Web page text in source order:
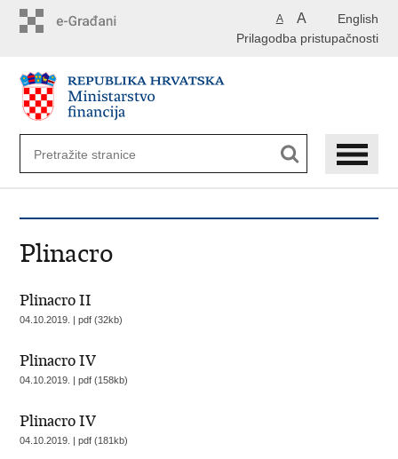
English
A A
Prilagodba pristupačnosti
Plinacro
Plinacro II
04.10.2019. | pdf (32kb)
Plinacro IV
04.10.2019. | pdf (158kb)
Plinacro IV
04.10.2019. | pdf (181kb)